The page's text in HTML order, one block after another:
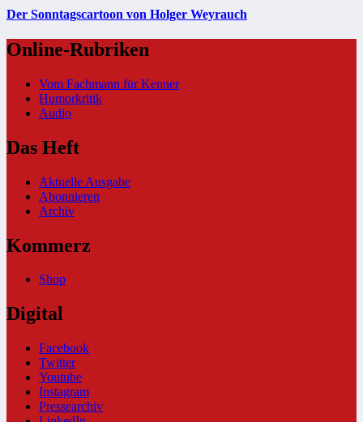
Der Sonntagscartoon von Holger Weyrauch
Online-Rubriken
Vom Fachmann für Kenner
Humorkritik
Audio
Das Heft
Aktuelle Ausgabe
Abonnieren
Archiv
Kommerz
Shop
Digital
Facebook
Twitter
Youtube
Instagram
Pressearchiv